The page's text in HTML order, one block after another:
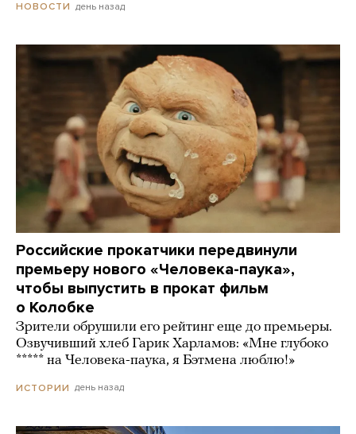
НОВОСТИ день назад
Российские прокатчики передвинули
премьеру нового «Человека-паука»,
чтобы выпустить в прокат фильм
о Колобке
Зрители обрушили его рейтинг еще до премьеры.
Озвучивший хлеб Гарик Харламов: «Мне глубоко
***** на Человека-паука, я Бэтмена люблю!»
ИСТОРИИ день назад